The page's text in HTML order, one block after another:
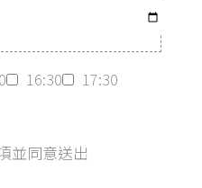
16:30
17:30
並同意送出